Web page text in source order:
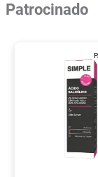
Patrocinado